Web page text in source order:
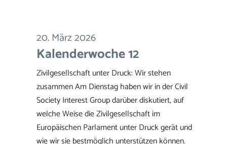
20. März 2026
Kalenderwoche 12
Zivilgesellschaft unter Druck: Wir stehen
zusammen Am Dienstag haben wir in der Civil
Society Interest Group darüber diskutiert, auf
welche Weise die Zivilgesellschaft im
Europäischen Parlament unter Druck gerät und